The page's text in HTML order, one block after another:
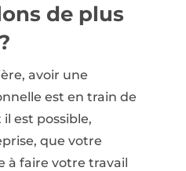
de plus
avoir une
est en train de
est possible,
que votre
à faire votre travail